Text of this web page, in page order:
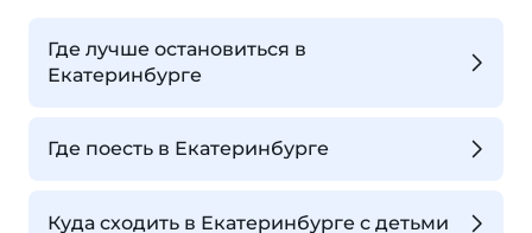
Где лучше остановиться в
Екатеринбурге
Где поесть в Екатеринбурге
Куда сходить в Екатеринбурге с детьми